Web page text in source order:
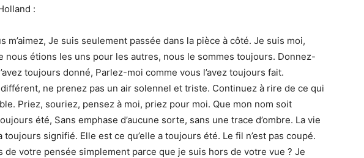
:
m’aimez, Je suis seulement passée dans la pièce à côté. Je suis moi,
nous étions les uns pour les autres, nous le sommes toujours. Donnez-
toujours donné, Parlez-moi comme vous l’avez toujours fait.
différent, ne prenez pas un air solennel et triste. Continuez à rire de ce qui
Priez, souriez, pensez à moi, priez pour moi. Que mon nom soit
été, Sans emphase d’aucune sorte, sans une trace d’ombre. La vie
toujours signifié. Elle est ce qu’elle a toujours été. Le fil n’est pas coupé.
de votre pensée simplement parce que je suis hors de votre vue ? Je